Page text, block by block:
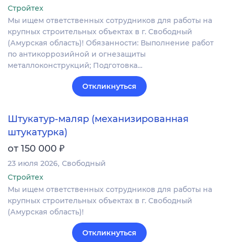
Стройтех
Мы ищем ответственных сотрудников для работы на
крупных строительных объектах в г. Свободный
(Амурская область)! Обязанности: Выполнение работ
по антикоррозийной и огнезащиты
металлоконструкций; Подготовка…
Откликнуться
Штукатур-маляр (механизированная
штукатурка)
от 150 000 ₽
23 июля 2026 Свободный
Стройтех
Мы ищем ответственных сотрудников для работы на
крупных строительных объектах в г. Свободный
(Амурская область)!
Откликнуться